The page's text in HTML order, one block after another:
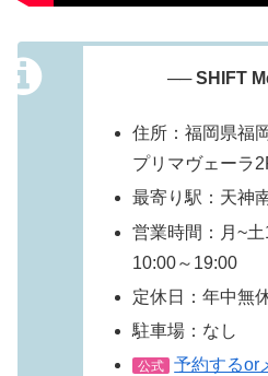
── SHIFT
住所：福岡県福
プリマヴェーラ
最寄り駅：天神
営業時間：月~
10:00～19:00
定休日：年中無
駐車場：なし
公式 予約するor